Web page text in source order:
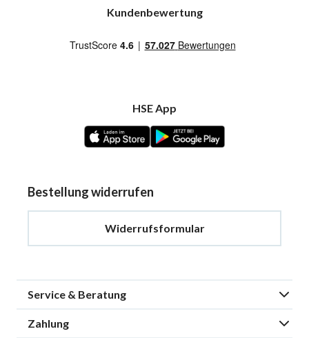
Kundenbewertung
HSE App
Bestellung widerrufen
Widerrufsformular
Service & Beratung
Zahlung